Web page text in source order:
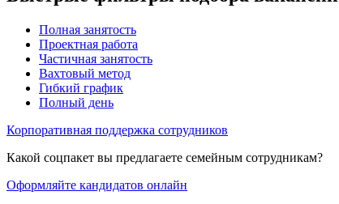
Полная занятость
Проектная работа
Частичная занятость
Вахтовый метод
Гибкий график
Полный день
Корпоративная поддержка сотрудников
Какой соцпакет вы предлагаете семейным сотрудникам?
Оформляйте кандидатов онлайн